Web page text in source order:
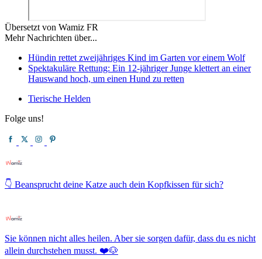
Übersetzt von Wamiz FR
Mehr Nachrichten über...
Hündin rettet zweijähriges Kind im Garten vor einem Wolf
Spektakuläre Rettung: Ein 12-jähriger Junge klettert an einer
Hauswand hoch, um einen Hund zu retten
Tierische Helden
Folge uns!
👇 Beansprucht deine Katze auch dein Kopfkissen für sich?
Sie können nicht alles heilen. Aber sie sorgen dafür, dass du es nicht
allein durchstehen musst. ❤️🐶